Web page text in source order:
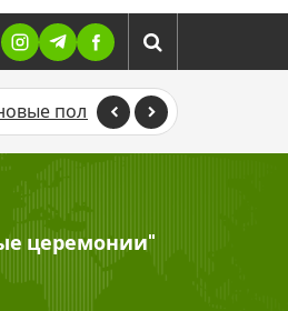
по управлению AZAL и
церемонии"